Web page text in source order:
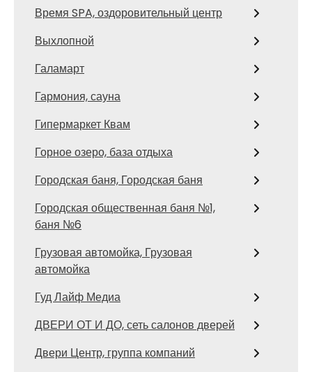
Время SPA, оздоровительный центр
Выхлопной
Галамарт
Гармония, сауна
Гипермаркет Квам
Горное озеро, база отдыха
Городская баня, Городская баня
Городская общественная баня №1,
баня №6
Грузовая автомойка, Грузовая
автомойка
Гуд Лайф Медиа
ДВЕРИ ОТ И ДО, сеть салонов дверей
Двери Центр, группа компаний